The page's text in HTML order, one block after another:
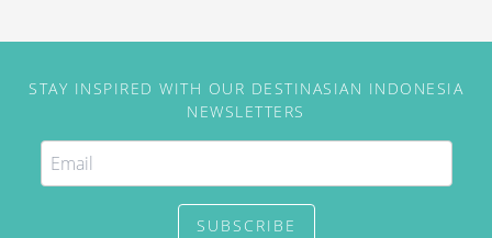
STAY INSPIRED WITH OUR DESTINASIAN INDONESIA
NEWSLETTERS
SUBSCRIBE